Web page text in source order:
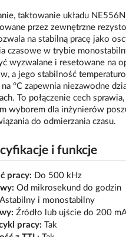
taktowanie układu
przez zewnętrzne
na stabilną pracę jako
czasowe w trybie
wyzwalane i resetowane na
a jego stabilność
°C zapewnia niezawodne
To połączenie cech
wyborem dla inżynierów
do odmierzania czasu.
i funkcje
pracy: Do 500 kHz
Od mikrosekund do godzin
Astabilny i monostabilny
Źródło lub ujście do 200
pracy: Tak